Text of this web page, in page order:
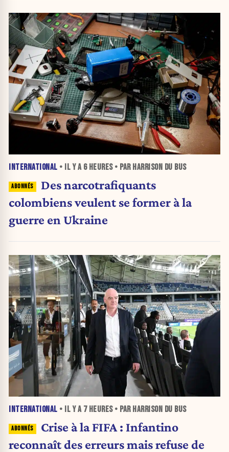
INTERNATIONAL • IL Y A 6 HEURES• PAR HARRISON DU BUS
Des narcotrafiquants
colombiens veulent se former à la
guerre en Ukraine
INTERNATIONAL • IL Y A 7 HEURES• PAR HARRISON DU BUS
Crise à la FIFA : Infantino
reconnaît des erreurs mais refuse de